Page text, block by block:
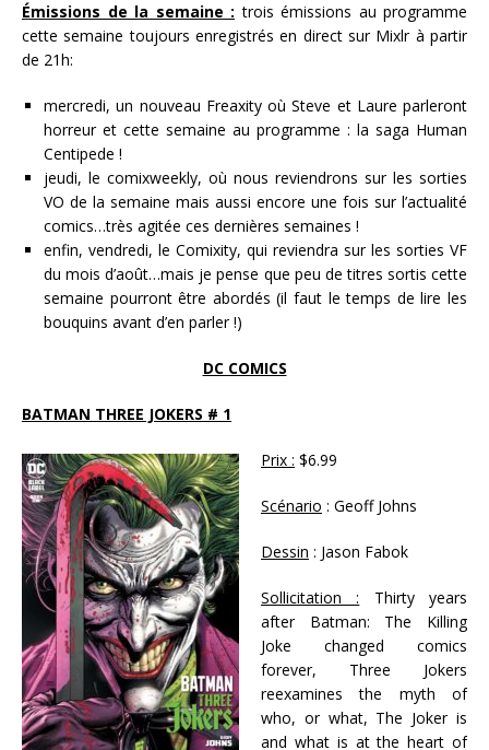
Émissions de la semaine : trois émissions au programme
cette semaine toujours enregistrés en direct sur Mixlr à partir
de 21h:
mercredi, un nouveau Freaxity où Steve et Laure parleront
horreur et cette semaine au programme : la saga Human
Centipede !
jeudi, le comixweekly, où nous reviendrons sur les sorties
VO de la semaine mais aussi encore une fois sur l’actualité
comics…très agitée ces dernières semaines !
enfin, vendredi, le Comixity, qui reviendra sur les sorties VF
du mois d’août…mais je pense que peu de titres sortis cette
semaine pourront être abordés (il faut le temps de lire les
bouquins avant d’en parler !)
DC COMICS
BATMAN THREE JOKERS # 1
Prix : $6.99
Scénario : Geoff Johns
Dessin : Jason Fabok
Sollicitation : Thirty years
after Batman: The Killing
Joke changed comics
forever, Three Jokers
reexamines the myth of
who, or what, The Joker is
and what is at the heart of